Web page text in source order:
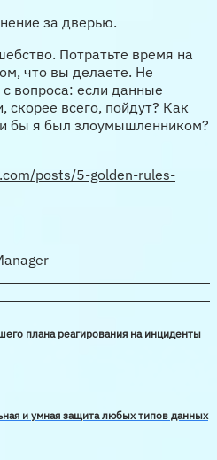
за дверью.
Потратьте время на
что вы делаете. Не
вопроса: если данные
скорее всего, пойдут? Как
бы я был злоумышленником?
posts/5-golden-rules-
плана реагирования на инциденты
и умная защита любых типов данных